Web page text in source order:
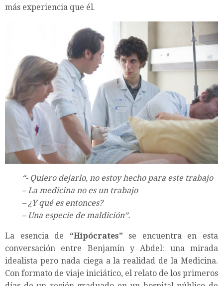
más experiencia que él.
“- Quiero dejarlo, no estoy hecho para este trabajo
– La medicina no es un trabajo
– ¿Y qué es entonces?
– Una especie de maldición”.
La esencia de “Hipócrates” se encuentra en esta
conversación entre Benjamín y Abdel: una mirada
idealista pero nada ciega a la realidad de la Medicina.
Con formato de viaje iniciático, el relato de los primeros